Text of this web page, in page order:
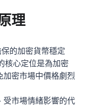
理
的加密貨幣穩定
核心定位是為加密
加密市場中價格劇烈
受市場情緒影響的代